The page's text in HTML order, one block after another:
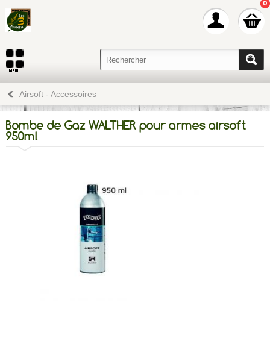
0
Airsoft - Accessoires
Bombe de Gaz WALTHER pour armes airsoft
950ml